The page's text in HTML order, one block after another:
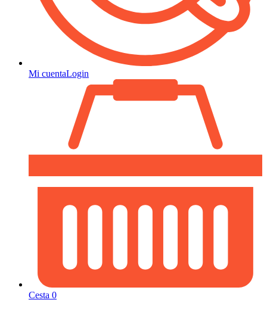
Mi cuentaLogin
Cesta 0